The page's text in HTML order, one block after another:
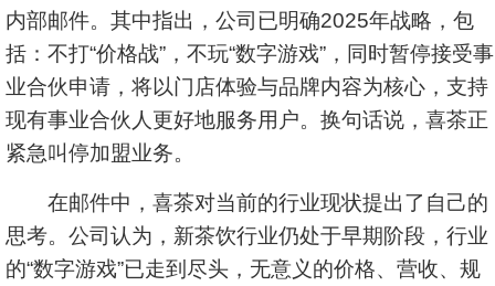
内部邮件。其中指出，公司已明确2025年战略，包
括：不打“价格战”，不玩“数字游戏”，同时暂停接受事
业合伙申请，将以门店体验与品牌内容为核心，支持
现有事业合伙人更好地服务用户。换句话说，喜茶正
紧急叫停加盟业务。
在邮件中，喜茶对当前的行业现状提出了自己的
思考。公司认为，新茶饮行业仍处于早期阶段，行业
的“数字游戏”已走到尽头，无意义的价格、营收、规